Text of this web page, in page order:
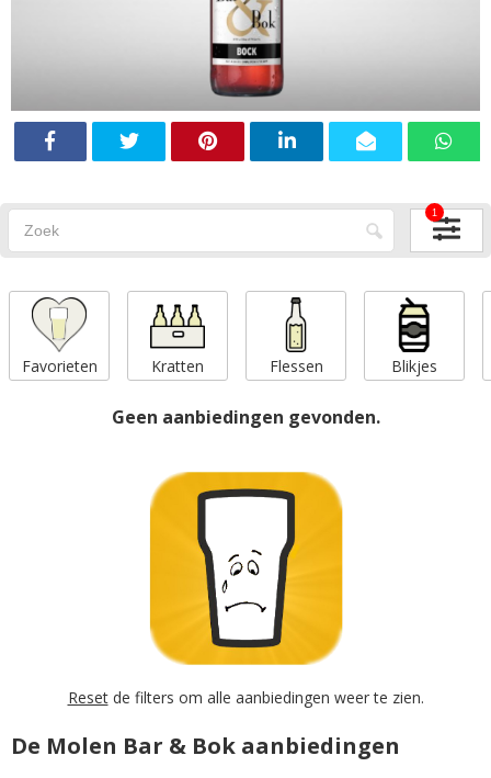
1
Favorieten Kratten Flessen Blikjes
Geen aanbiedingen gevonden.
Resetde filters om alle aanbiedingen weer te zien.
De Molen Bar & Bok aanbiedingen